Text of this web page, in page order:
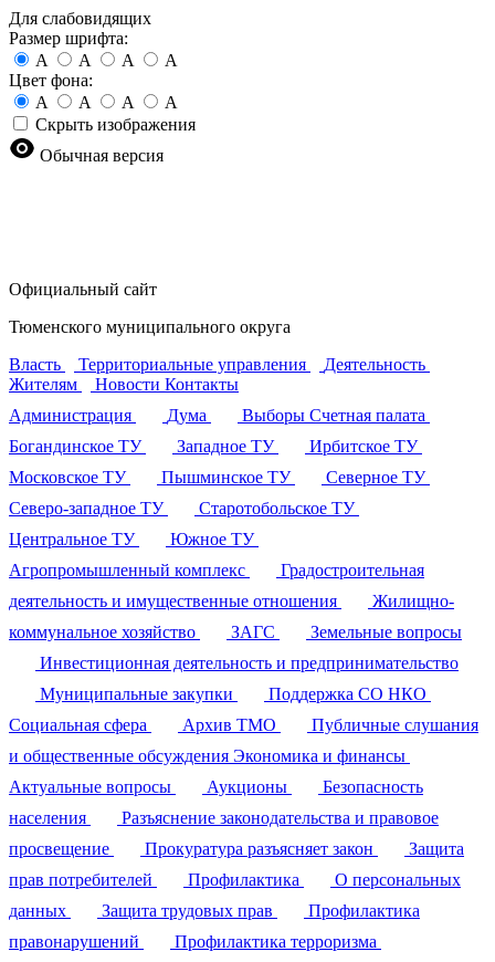
Для слабовидящих
Размер шрифта:
A
A A
A
Цвет фона:
A
A A
A
Скрыть изображения
Обычная версия
Официальный сайт
Тюменского муниципального округа
Власть
Территориальные управления
Деятельность
Жителям
Новости Контакты
Администрация
Дума Выборы Счетная палата
Богандинское ТУ
Западное ТУ
Ирбитское ТУ
Московское ТУ
Пышминское ТУ
Северное ТУ
Северо-западное ТУ
Старотобольское ТУ
Центральное ТУ
Южное ТУ
Агропромышленный комплекс
Градостроительная
деятельность и имущественные отношения
Жилищно-
коммунальное хозяйство
ЗАГС
Земельные вопросы
Инвестиционная деятельность и предпринимательство
Муниципальные закупки
Поддержка СО НКО
Социальная сфера
Архив ТМО
Публичные слушания
и общественные обсуждения Экономика и финансы
Актуальные вопросы
Аукционы
Безопасность
населения
Разъяснение законодательства и правовое
просвещение
Прокуратура разъясняет закон
Защита
прав потребителей
Профилактика
О персональных
данных
Защита трудовых прав
Профилактика
правонарушений
Профилактика терроризма